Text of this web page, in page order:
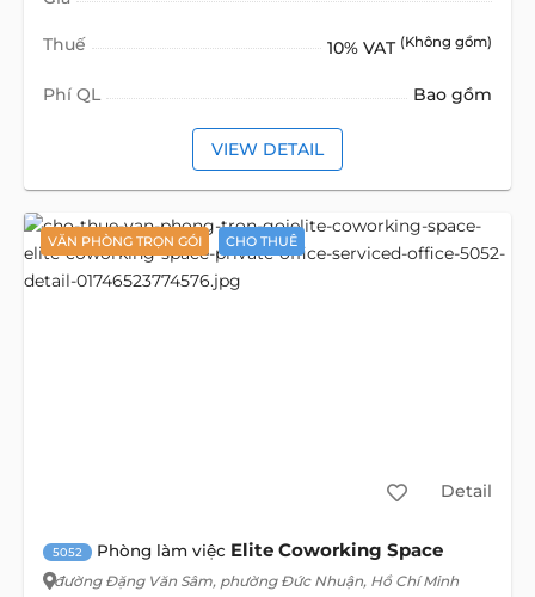
Thuế 10% VAT (Không gồm)
Phí QL Bao gồm
VIEW DETAIL
VĂN PHÒNG TRỌN GÓI CHO THUÊ
Detail
5052 Phòng làm việc Elite Coworking Space
đường Đặng Văn Sâm, phường Đức Nhuận, Hồ Chí Minh